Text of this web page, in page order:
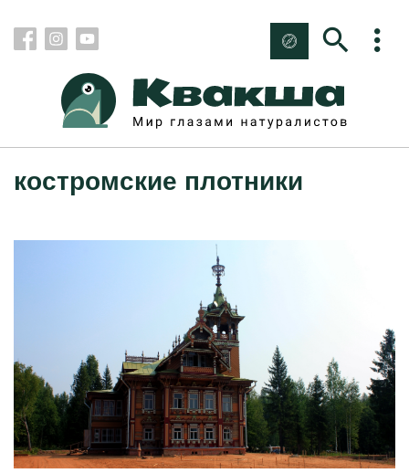
костромские плотники